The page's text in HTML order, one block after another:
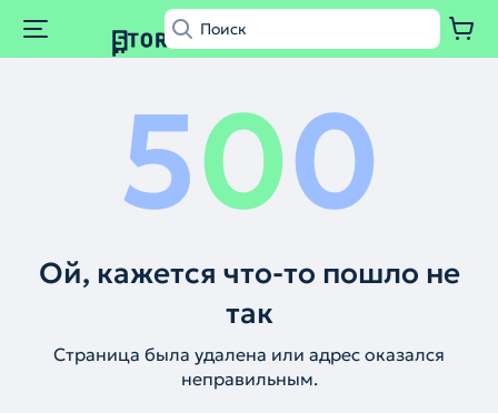
500
Ой, кажется что-то пошло не
так
Страница была удалена или адрес оказался
неправильным.